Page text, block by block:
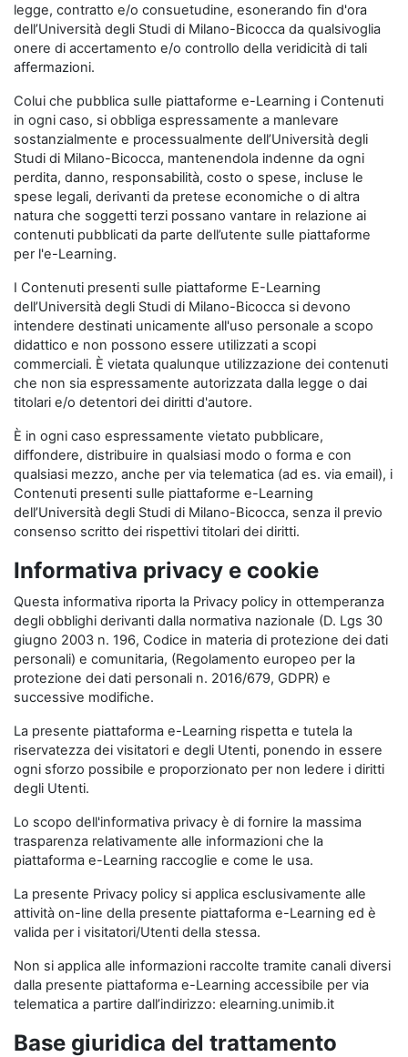
legge, contratto e/o consuetudine, esonerando fin d'ora
dell’Università degli Studi di Milano-Bicocca da qualsivoglia
onere di accertamento e/o controllo della veridicità di tali
affermazioni.
Colui che pubblica sulle piattaforme e-Learning i Contenuti
in ogni caso, si obbliga espressamente a manlevare
sostanzialmente e processualmente dell’Università degli
Studi di Milano-Bicocca, mantenendola indenne da ogni
perdita, danno, responsabilità, costo o spese, incluse le
spese legali, derivanti da pretese economiche o di altra
natura che soggetti terzi possano vantare in relazione ai
contenuti pubblicati da parte dell’utente sulle piattaforme
per l'e-Learning.
I Contenuti presenti sulle piattaforme E-Learning
dell’Università degli Studi di Milano-Bicocca si devono
intendere destinati unicamente all'uso personale a scopo
didattico e non possono essere utilizzati a scopi
commerciali. È vietata qualunque utilizzazione dei contenuti
che non sia espressamente autorizzata dalla legge o dai
titolari e/o detentori dei diritti d'autore.
È in ogni caso espressamente vietato pubblicare,
diffondere, distribuire in qualsiasi modo o forma e con
qualsiasi mezzo, anche per via telematica (ad es. via email), i
Contenuti presenti sulle piattaforme e-Learning
dell’Università degli Studi di Milano-Bicocca, senza il previo
consenso scritto dei rispettivi titolari dei diritti.
Informativa privacy e cookie
Questa informativa riporta la Privacy policy in ottemperanza
degli obblighi derivanti dalla normativa nazionale (D. Lgs 30
giugno 2003 n. 196, Codice in materia di protezione dei dati
personali) e comunitaria, (Regolamento europeo per la
protezione dei dati personali n. 2016/679, GDPR) e
successive modifiche.
La presente piattaforma e-Learning rispetta e tutela la
riservatezza dei visitatori e degli Utenti, ponendo in essere
ogni sforzo possibile e proporzionato per non ledere i diritti
degli Utenti.
Lo scopo dell'informativa privacy è di fornire la massima
trasparenza relativamente alle informazioni che la
piattaforma e-Learning raccoglie e come le usa.
La presente Privacy policy si applica esclusivamente alle
attività on-line della presente piattaforma e-Learning ed è
valida per i visitatori/Utenti della stessa.
Non si applica alle informazioni raccolte tramite canali diversi
dalla presente piattaforma e-Learning accessibile per via
telematica a partire dall’indirizzo: elearning.unimib.it
Base giuridica del trattamento